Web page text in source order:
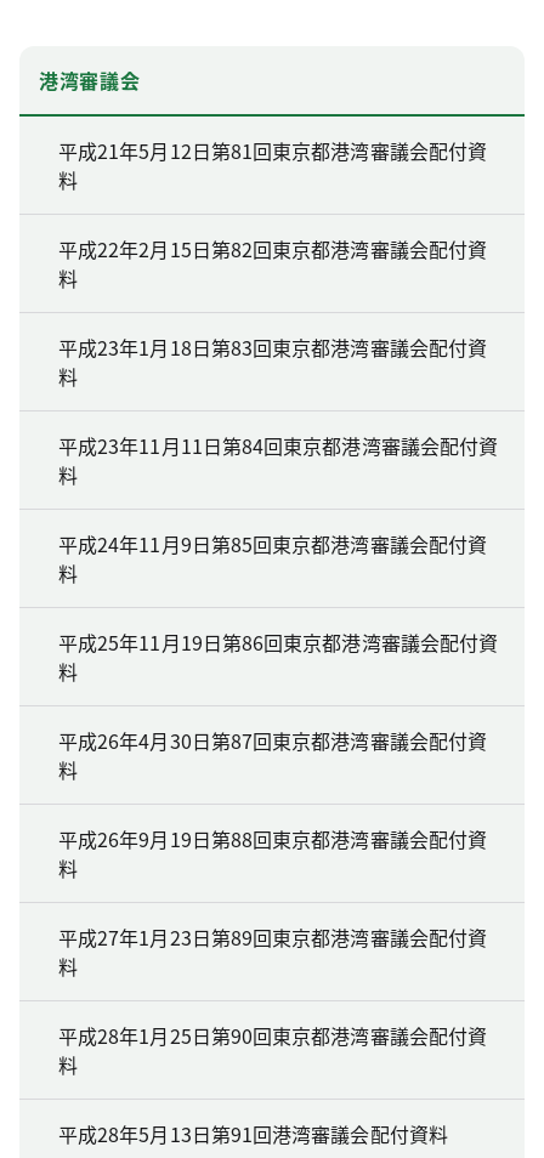
港湾審議会
平成21年5月12日第81回東京都港湾審議会配付資
料
平成22年2月15日第82回東京都港湾審議会配付資
料
平成23年1月18日第83回東京都港湾審議会配付資
料
平成23年11月11日第84回東京都港湾審議会配付資
料
平成24年11月9日第85回東京都港湾審議会配付資
料
平成25年11月19日第86回東京都港湾審議会配付資
料
平成26年4月30日第87回東京都港湾審議会配付資
料
平成26年9月19日第88回東京都港湾審議会配付資
料
平成27年1月23日第89回東京都港湾審議会配付資
料
平成28年1月25日第90回東京都港湾審議会配付資
料
平成28年5月13日第91回港湾審議会配付資料